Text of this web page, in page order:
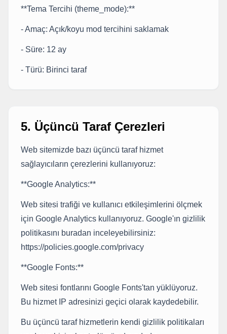
**Tema Tercihi (theme_mode):**
- Amaç: Açık/koyu mod tercihini saklamak
- Süre: 12 ay
- Türü: Birinci taraf
5. Üçüncü Taraf Çerezleri
Web sitemizde bazı üçüncü taraf hizmet
sağlayıcıların çerezlerini kullanıyoruz:
**Google Analytics:**
Web sitesi trafiği ve kullanıcı etkileşimlerini ölçmek
için Google Analytics kullanıyoruz. Google'ın gizlilik
politikasını buradan inceleyebilirsiniz:
https://policies.google.com/privacy
**Google Fonts:**
Web sitesi fontlarını Google Fonts'tan yüklüyoruz.
Bu hizmet IP adresinizi geçici olarak kaydedebilir.
Bu üçüncü taraf hizmetlerin kendi gizlilik politikaları